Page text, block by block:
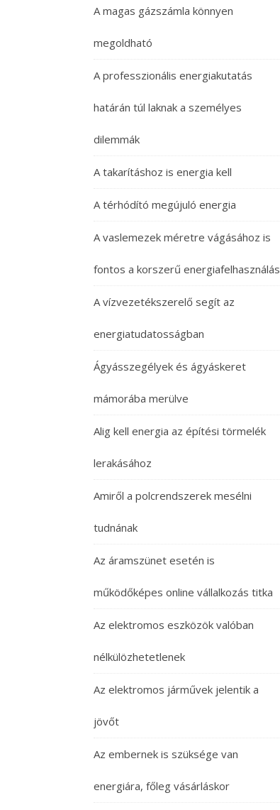
A magas gázszámla könnyen
megoldható
A professzionális energiakutatás
határán túl laknak a személyes
dilemmák
A takarításhoz is energia kell
A térhódító megújuló energia
A vaslemezek méretre vágásához is
fontos a korszerű energiafelhasználás
A vízvezetékszerelő segít az
energiatudatosságban
Ágyásszegélyek és ágyáskeret
mámorába merülve
Alig kell energia az építési törmelék
lerakásához
Amiről a polcrendszerek mesélni
tudnának
Az áramszünet esetén is
működőképes online vállalkozás titka
Az elektromos eszközök valóban
nélkülözhetetlenek
Az elektromos járművek jelentik a
jövőt
Az embernek is szüksége van
energiára, főleg vásárláskor